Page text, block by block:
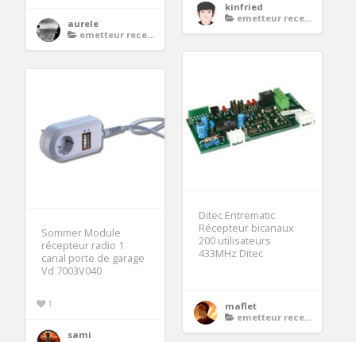
kinfried
emetteur recepteur porte de garage
aurele
emetteur recepteur porte de garage
Ditec Entrematic
Récepteur bicanaux
200 utilisateurs
433MHz Ditec
maflet
emetteur recepteur porte de garage
Sommer Module
récepteur radio 1
canal porte de garage
Vd 7003V040
1
sami